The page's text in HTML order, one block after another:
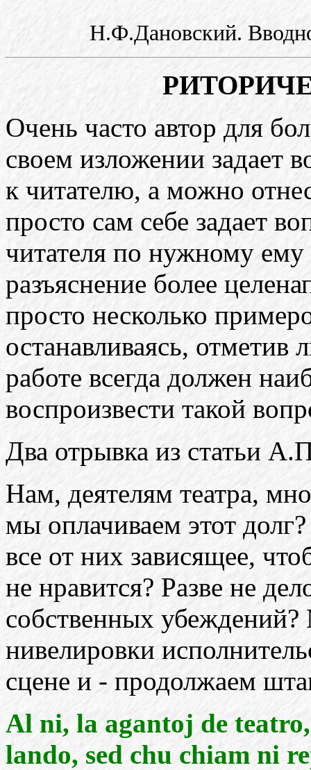
Н.Ф.Дановский.
Очень часто автор для
своем изложении задает
к читателю, а можно
просто сам себе задает
читателя по нужному ему
разъяснение более
просто несколько
останавливаясь, отметив
работе всегда должен
воспроизвести такой
Два отрывка из статьи
Нам, деятелям театра,
мы оплачиваем этот
все от них зависящее,
не нравится? Разве не
собственных
нивелировки
сцене и - продолжаем
Al ni, la agantoj de
lando, sed chu chiam ni